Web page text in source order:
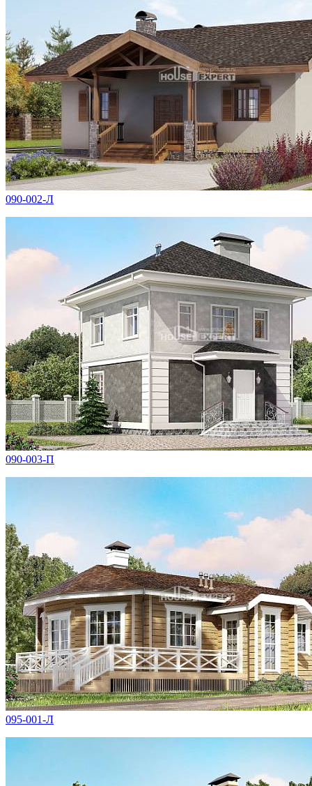
090-002-Л
090-003-П
095-001-Л